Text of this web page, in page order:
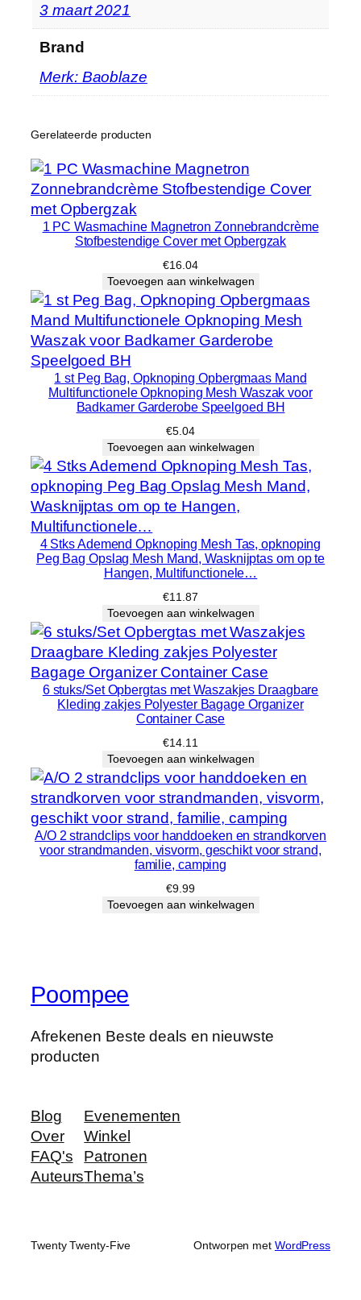
3 maart 2021
Brand
Merk: Baoblaze
Gerelateerde producten
1 PC Wasmachine Magnetron Zonnebrandcrème
Stofbestendige Cover met Opbergzak
€16.04
Toevoegen aan winkelwagen
1 st Peg Bag, Opknoping Opbergmaas Mand
Multifunctionele Opknoping Mesh Waszak voor
Badkamer Garderobe Speelgoed BH
€5.04
Toevoegen aan winkelwagen
4 Stks Ademend Opknoping Mesh Tas, opknoping
Peg Bag Opslag Mesh Mand, Wasknijptas om op te
Hangen, Multifunctionele…
€11.87
Toevoegen aan winkelwagen
6 stuks/Set Opbergtas met Waszakjes Draagbare
Kleding zakjes Polyester Bagage Organizer
Container Case
€14.11
Toevoegen aan winkelwagen
A/O 2 strandclips voor handdoeken en strandkorven
voor strandmanden, visvorm, geschikt voor strand,
familie, camping
€9.99
Toevoegen aan winkelwagen
Poompee
Afrekenen Beste deals en nieuwste
producten
Blog
Over
FAQ's
Auteurs
Evenementen
Winkel
Patronen
Thema’s
Twenty Twenty-Five Ontworpen met WordPress